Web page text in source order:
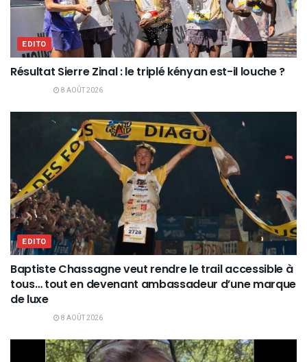
EDITO
Résultat Sierre Zinal : le triplé kényan est-il louche ?
8 AOÛT 2026
EDITO
Baptiste Chassagne veut rendre le trail accessible à
tous… tout en devenant ambassadeur d’une marque
de luxe
8 AOÛT 2026